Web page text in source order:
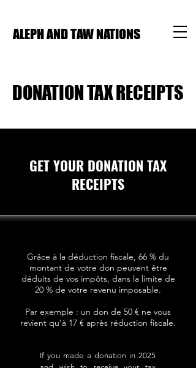
ALEPH AND TAW NATIONS
DONATION TAX RECEIPTS
GET YOUR DONATION TAX
RECEIPTS
Grâce à la déduction fiscale, 66 % du
montant de votre don peuvent être
déduits de vos impôts, dans la limite de
20 % de votre revenu imposable.
Par exemple : un don de 50 € ne vous
revient qu’à 17 € après réduction fiscale.
If you made a donation in 2025